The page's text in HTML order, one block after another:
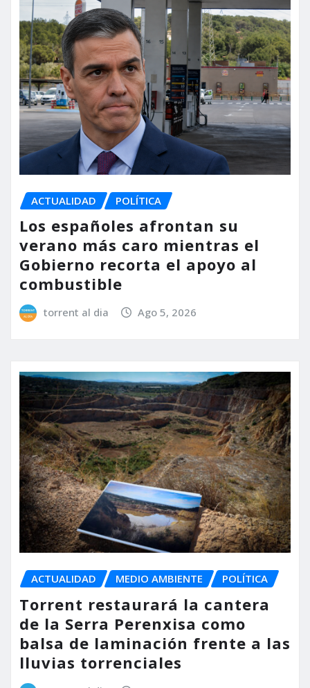
ACTUALIDAD POLÍTICA
Los españoles afrontan su
verano más caro mientras el
Gobierno recorta el apoyo al
combustible
torrent al dia Ago 5, 2026
ACTUALIDAD MEDIO AMBIENTE POLÍTICA
Torrent restaurará la cantera
de la Serra Perenxisa como
balsa de laminación frente a las
lluvias torrenciales